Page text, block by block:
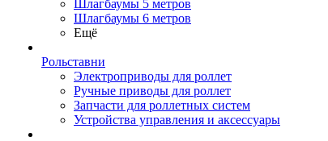
Шлагбаумы 5 метров
Шлагбаумы 6 метров
Ещё
Рольставни
Электроприводы для роллет
Ручные приводы для роллет
Запчасти для роллетных систем
Устройства управления и аксессуары